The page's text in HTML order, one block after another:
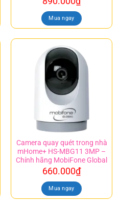
Mua ngay
Camera quay quét trong nhà
mHome+ HS-MBG11 3MP –
Chính hãng MobiFone Global
660.000₫
Mua ngay